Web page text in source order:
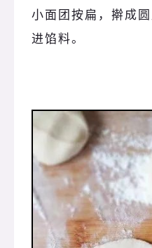
小面团按扁，擀成
进馅料。